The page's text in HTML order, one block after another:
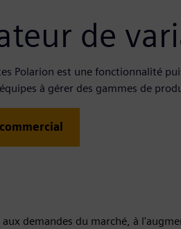
de
Polarion est une fonctionnalité
à gérer des gammes de
demandes du marché, à